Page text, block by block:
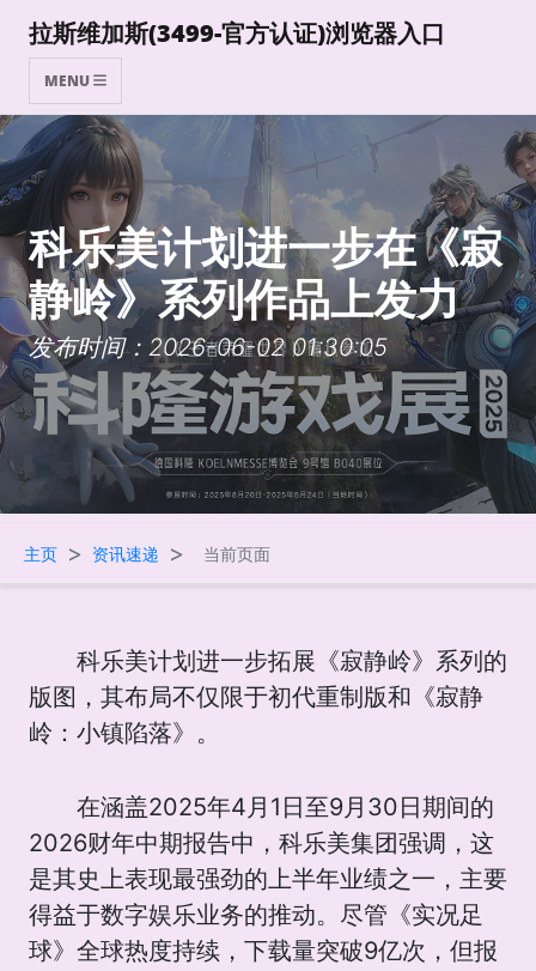
拉斯维加斯(3499-官方认证)浏览器入口
MENU
科乐美计划进一步在《寂
静岭》系列作品上发力
发布时间：2026-06-02 01:30:05
主页 > 资讯速递 > 当前页面
科乐美计划进一步拓展《寂静岭》系列的
版图，其布局不仅限于初代重制版和《寂静
岭：小镇陷落》。
在涵盖2025年4月1日至9月30日期间的
2026财年中期报告中，科乐美集团强调，这
是其史上表现最强劲的上半年业绩之一，主要
得益于数字娱乐业务的推动。尽管《实况足
球》全球热度持续，下载量突破9亿次，但报